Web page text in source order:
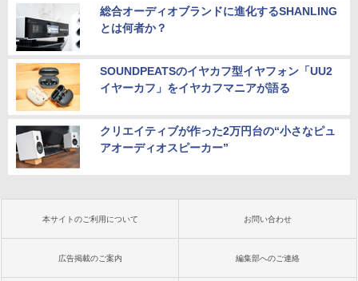
総合オーディオブランドに進化するSHANLING
とは何者か？
SOUNDPEATSのイヤカフ型イヤフォン「UU2
イヤーカフ」をイヤカフマニアが語る
クリエイティブが作った2万円台の“小さなピュ
アオーディオスピーカー”
本サイトのご利用について お問い合わせ
広告掲載のご案内 編集部へのご連絡